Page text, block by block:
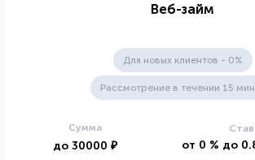
Веб-займ
Для новых клиентов - 0%
Рассмотрение в течении 15
Сумма
до 30000 ₽ от 0 % до